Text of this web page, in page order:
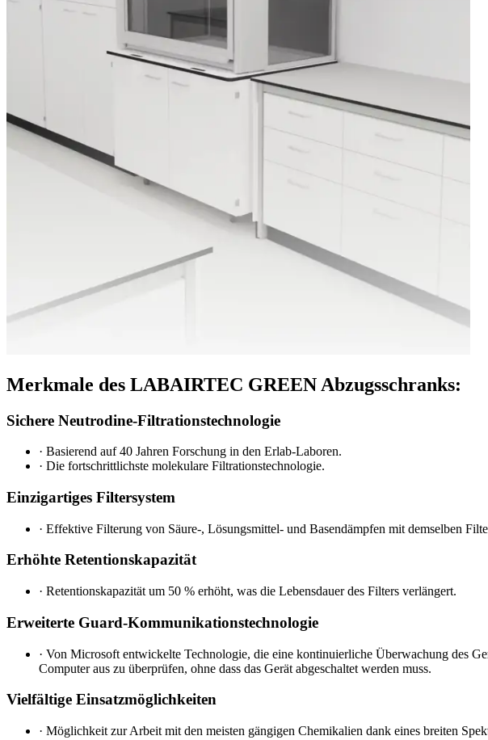
Merkmale des LABAIRTEC GREEN Abzugsschranks:
Sichere Neutrodine-Filtrationstechnologie
· Basierend auf 40 Jahren Forschung in den Erlab-Laboren.
· Die fortschrittlichste molekulare Filtrationstechnologie.
Einzigartiges Filtersystem
· Effektive Filterung von Säure-, Lösungsmittel- und Basendämpfen mit demselben
Erhöhte Retentionskapazität
· Retentionskapazität um 50 % erhöht, was die Lebensdauer des Filters verlängert.
Erweiterte Guard-Kommunikationstechnologie
· Von Microsoft entwickelte Technologie, die eine kontinuierliche Überwachung des
Computer aus zu überprüfen, ohne dass das Gerät abgeschaltet werden muss.
Vielfältige Einsatzmöglichkeiten
· Möglichkeit zur Arbeit mit den meisten gängigen Chemikalien dank eines breiten